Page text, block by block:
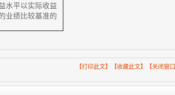
水平以实际收益
业绩比较基准的
【打印此文】【收藏此文】【关闭窗口